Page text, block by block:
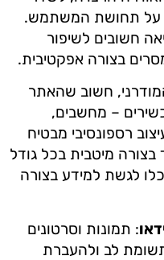
על תחושת המשתמש.
חשובים לשיפור
בצורה אפקטיבית.
חשוב שהאתר
– מחשבים,
רספונסיבי מבטיח
מיטבית בכל גודל
לגשת למידע בצורה
: תמונות וסרטונים
לב ולהעברת